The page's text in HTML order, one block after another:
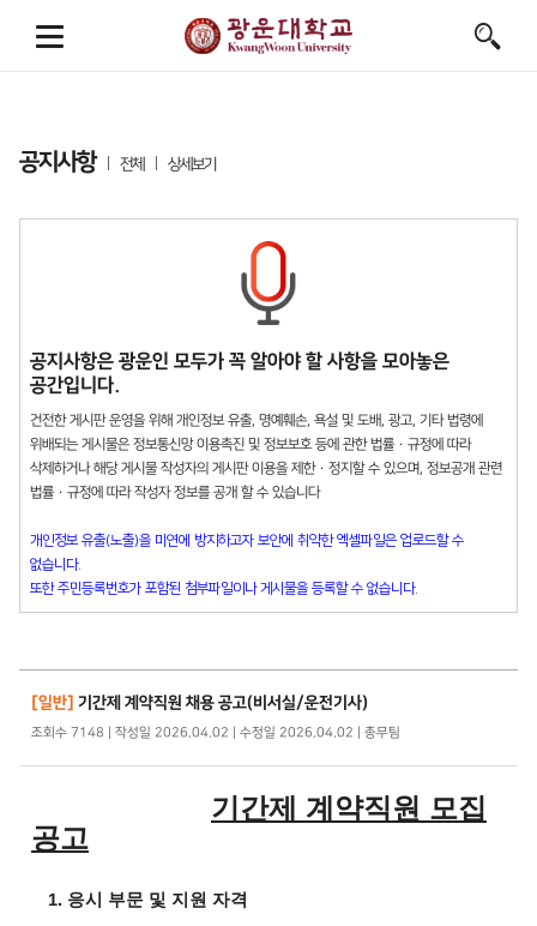
공지사항 전체 상세보기
공지사항은 광운인 모두가 꼭 알아야 할 사항을 모아놓은
공간입니다.
건전한 게시판 운영을 위해 개인정보 유출, 명예훼손, 욕설 및 도배, 광고, 기타 법령에
위배되는 게시물은 정보통신망 이용촉진 및 정보보호 등에 관한 법률 · 규정에 따라
삭제하거나 해당 게시물 작성자의 게시판 이용을 제한 · 정지할 수 있으며, 정보공개 관련
법률 · 규정에 따라 작성자 정보를 공개 할 수 있습니다
개인정보 유출(노출)을 미연에 방지하고자 보안에 취약한 엑셀파일은 업로드할 수
없습니다.
또한 주민등록번호가 포함된 첨부파일이나 게시물을 등록할 수 없습니다.
[일반]기간제 계약직원 채용 공고(비서실/운전기사)
조회수 7148 | 작성일 2026.04.02 | 수정일 2026.04.02 | 총무팀
기간제 계약직원 모집
공고
1. 응시 부문 및 지원 자격